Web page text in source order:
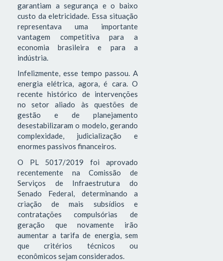
garantiam a segurança e o baixo
custo da eletricidade. Essa situação
representava uma importante
vantagem competitiva para a
economia brasileira e para a
indústria.
Infelizmente, esse tempo passou. A
energia elétrica, agora, é cara. O
recente histórico de intervenções
no setor aliado às questões de
gestão e de planejamento
desestabilizaram o modelo, gerando
complexidade, judicialização e
enormes passivos financeiros.
O PL 5017/2019 foi aprovado
recentemente na Comissão de
Serviços de Infraestrutura do
Senado Federal, determinando a
criação de mais subsídios e
contratações compulsórias de
geração que novamente irão
aumentar a tarifa de energia, sem
que critérios técnicos ou
econômicos sejam considerados.